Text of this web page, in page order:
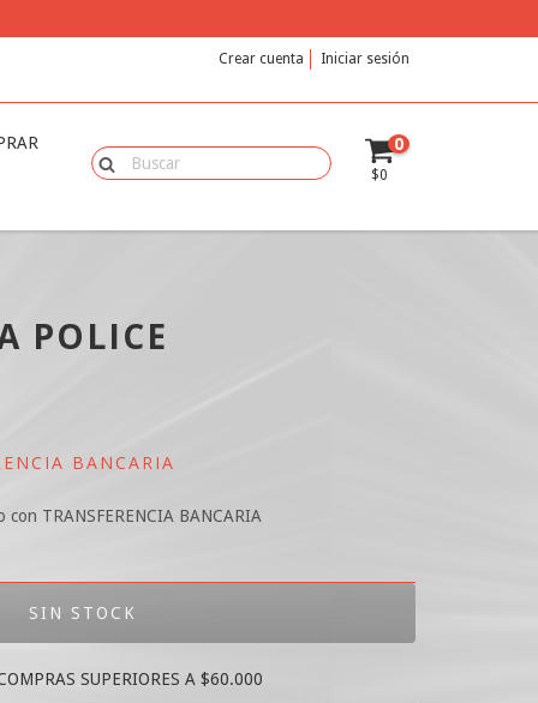
Crear cuenta Iniciar sesión
0
$0
POLICE
BANCARIA
TRANSFERENCIA BANCARIA
SUPERIORES A $60.000